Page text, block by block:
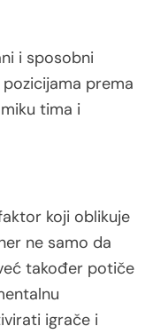
i sposobni
prema
tima i
koji oblikuje
ne samo da
također potiče
igrače i